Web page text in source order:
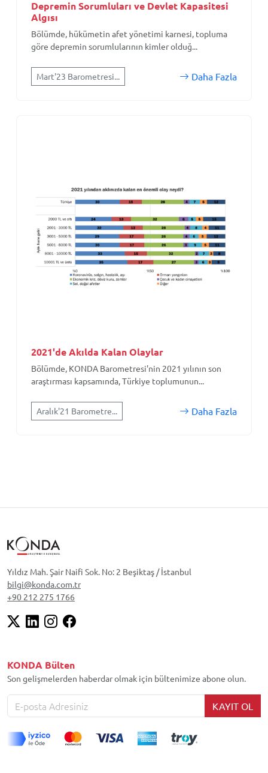
Depremin Sorumluları ve Devlet Kapasitesi
Algısı
Bölümde, hükümetin afet yönetimi karnesi, topluma
göre depremin sorumlularının kimler olduğ...
Mart'23 Barometresi... Daha Fazla
2021'de Akılda Kalan Olaylar
Bölümde, KONDA Barometresi'nin 2021 yılının son
araştırması kapsamında, Türkiye toplumunun...
Aralık'21 Barometre... Daha Fazla
Yıldız Mah. Şair Naifi Sok. No: 2 Beşiktaş / İstanbul
bilgi@konda.com.tr
+90 212 275 1766
KONDA Bülten
Son gelişmelerden haberdar olmak için bültenimize abone olun.
KAYIT OL